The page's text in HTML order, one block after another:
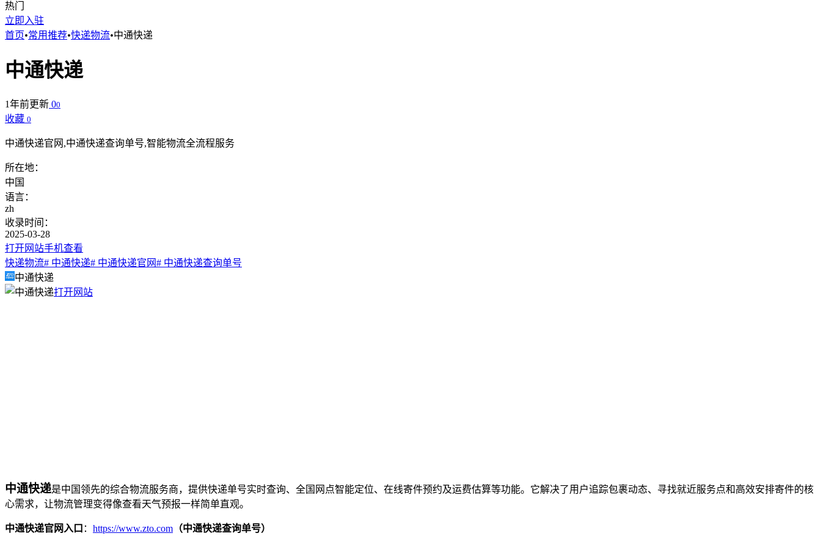
热门
立即入驻
首页•常用推荐•快递物流•中通快递
中通快递
1年前更新 00
收藏 0
中通快递官网,中通快递查询单号,智能物流全流程服务
所在地：
中国
语言：
zh
收录时间：
2025-03-28
打开网站手机查看
快递物流# 中通快递# 中通快递官网# 中通快递查询单号
中通快递
打开网站
中通快递是中国领先的综合物流服务商，提供快递单号实时查询、全国网点智能定位、在线寄件预约及运费估算等功能。它解决了用户追踪包裹动态、寻找就近服务点和高效安排寄件的核
心需求，让物流管理变得像查看天气预报一样简单直观。
中通快递官网入口 ： https://www.zto.com （中通快递查询单号）